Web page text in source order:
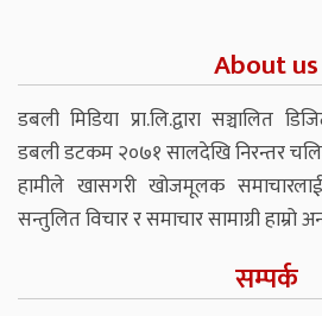
About us
डबली मिडिया प्रा.लि.द्वारा सञ्चालित
डबली डटकम २०७१ सालदेखि निरन्तर
हामीले खासगरी खोजमूलक
सन्तुलित विचार र समाचार सामाग्री हाम्रो
सम्पर्क